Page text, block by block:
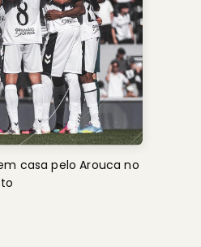
casa pelo Arouca no